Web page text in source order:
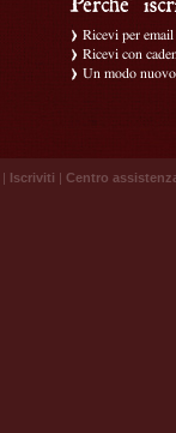
Ricevi per
Ricevi con
Un modo
| Iscriviti | Centro